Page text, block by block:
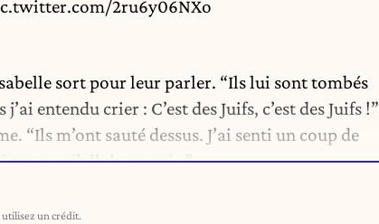
2ru6y06NXo
sort pour leur parler. “Ils lui sont tombés
entendu crier : C’est des Juifs, c’est des Juifs !”
“Ils m’ont sauté dessus. J’ai senti un coup de
cru que j’allais mourir.”
un crédit.